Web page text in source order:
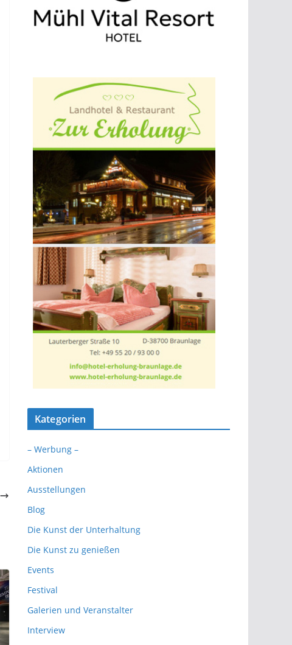
Kategorien
– Werbung –
Aktionen
Ausstellungen
Blog
Die Kunst der Unterhaltung
Die Kunst zu genießen
Events
Festival
Galerien und Veranstalter
Interview